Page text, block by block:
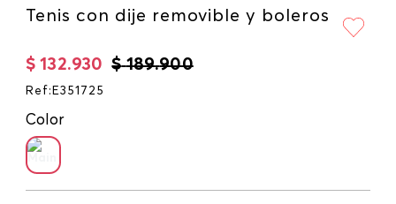
Tenis con dije removible y boleros
$ 189.900
$ 132.930
Ref : E351725
Color